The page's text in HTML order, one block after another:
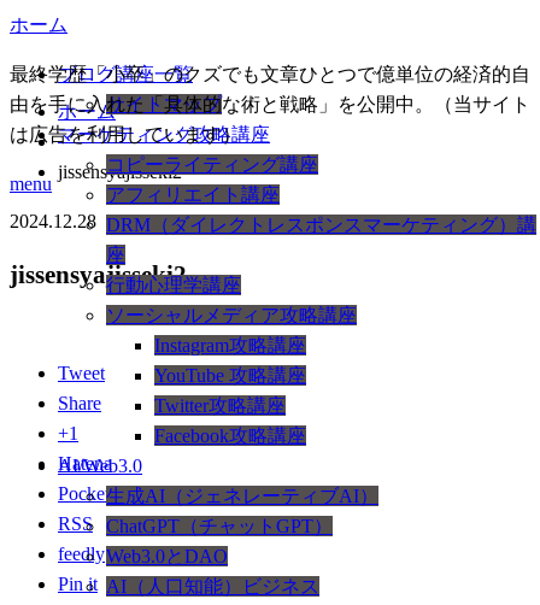
ホーム
ブログ講座一覧
サイトマップ
マーケティング攻略講座
コピーライティング講座
アフィリエイト講座
DRM（ダイレクトレスポンスマーケティング）講
座
行動心理学講座
ソーシャルメディア攻略講座
Instagram攻略講座
YouTube 攻略講座
Twitter攻略講座
Facebook攻略講座
AI/Web3.0
生成AI（ジェネレーティブAI）
ChatGPT（チャットGPT）
Web3.0とDAO
AI（人口知能）ビジネス
最終学歴「小卒」のクズでも文章ひとつで億単位の経済的自
由を手に入れた「具体的な術と戦略」を公開中。（当サイト
は広告を利用しています）
menu
ホーム
jissensyajisseki2
2024.12.28
jissensyajisseki2
Tweet
Share
+1
Hatena
Pocket
RSS
feedly
Pin it